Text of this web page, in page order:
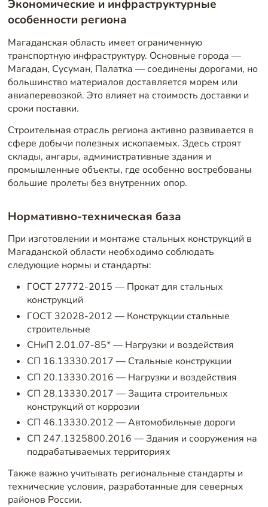
Экономические и инфраструктурные
особенности региона
Магаданская область имеет ограниченную
транспортную инфраструктуру. Основные города —
Магадан, Сусуман, Палатка — соединены дорогами, но
большинство материалов доставляется морем или
авиаперевозкой. Это влияет на стоимость доставки и
сроки поставки.
Строительная отрасль региона активно развивается в
сфере добычи полезных ископаемых. Здесь строят
склады, ангары, административные здания и
промышленные объекты, где особенно востребованы
большие пролеты без внутренних опор.
Нормативно-техническая база
При изготовлении и монтаже стальных конструкций в
Магаданской области необходимо соблюдать
следующие нормы и стандарты:
ГОСТ 27772-2015 — Прокат для стальных
конструкций
ГОСТ 32028-2012 — Конструкции стальные
строительные
СНиП 2.01.07-85* — Нагрузки и воздействия
СП 16.13330.2017 — Стальные конструкции
СП 20.13330.2016 — Нагрузки и воздействия
СП 28.13330.2017 — Защита строительных
конструкций от коррозии
СП 46.13330.2012 — Автомобильные дороги
СП 247.1325800.2016 — Здания и сооружения на
подрабатываемых территориях
Также важно учитывать региональные стандарты и
технические условия, разработанные для северных
районов России.